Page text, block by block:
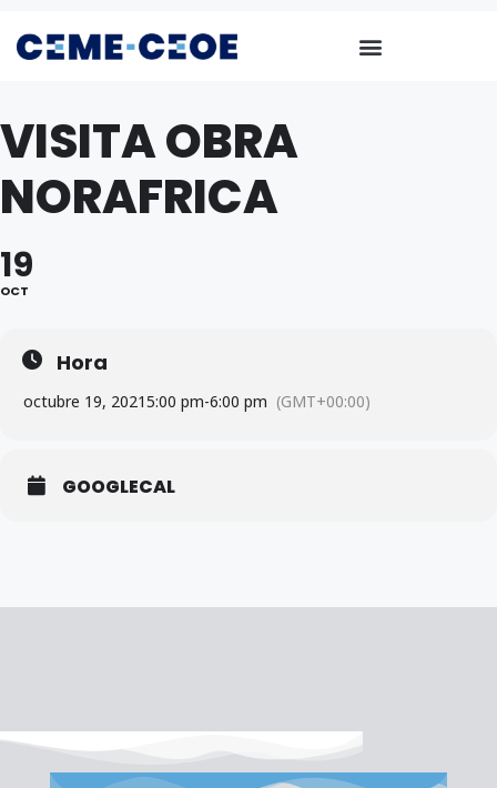
VISITA OBRA
NORAFRICA
19
OCT
Hora
octubre 19, 20215:00 pm-6:00 pm (GMT+00:00)
GOOGLECAL